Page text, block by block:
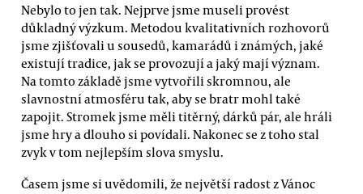
Nebylo to jen tak. Nejprve jsme museli provést
důkladný výzkum. Metodou kvalitativních rozhovorů
jsme zjišťovali u sousedů, kamarádů i známých, jaké
existují tradice, jak se provozují a jaký mají význam.
Na tomto základě jsme vytvořili skromnou, ale
slavnostní atmosféru tak, aby se bratr mohl také
zapojit. Stromek jsme měli titěrný, dárků pár, ale hráli
jsme hry a dlouho si povídali. Nakonec se z toho stal
zvyk v tom nejlepším slova smyslu.
Časem jsme si uvědomili, že největší radost z Vánoc